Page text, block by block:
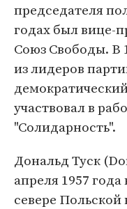
председателя
годах был вице-
Союз Свободы. В
из лидеров
участвовал в
"Солидарность".
Дональд Туск
апреля 1957 года
севере